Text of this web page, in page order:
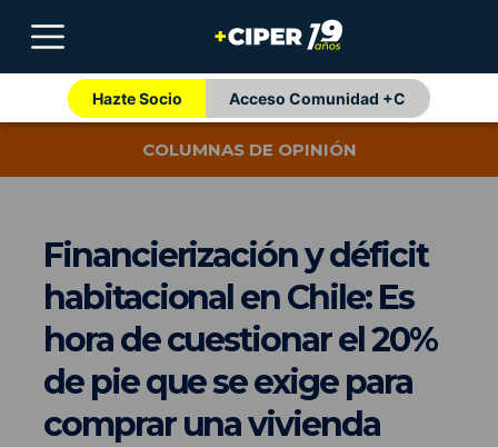
Hazte Socio Acceso Comunidad +C
COLUMNAS DE OPINIÓN
Financierización y déficit
habitacional en Chile: Es
hora de cuestionar el 20%
de pie que se exige para
comprar una vivienda